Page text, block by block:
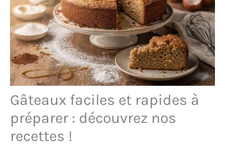
Gâteaux faciles et rapides à
préparer : découvrez nos
recettes !